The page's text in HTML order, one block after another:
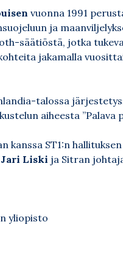
vuonna 1991
ja
säätiöstä, jotka
jakamalla
talossa
aiheesta ”Palava
kanssa ST1:n
Jari Liski ja Sitran
yliopisto